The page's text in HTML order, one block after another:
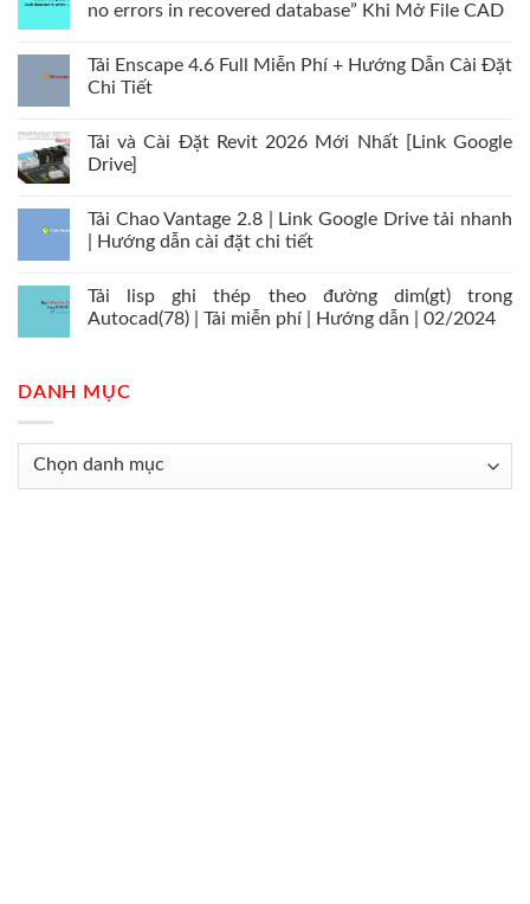
no errors in recovered database” Khi Mở File CAD
Tải Enscape 4.6 Full Miễn Phí + Hướng Dẫn Cài Đặt
Chi Tiết
Tải và Cài Đặt Revit 2026 Mới Nhất [Link Google
Drive]
Tải Chao Vantage 2.8 | Link Google Drive tải nhanh
| Hướng dẫn cài đặt chi tiết
Tải lisp ghi thép theo đường dim(gt) trong
Autocad(78) | Tải miễn phí | Hướng dẫn | 02/2024
DANH MỤC
Danh